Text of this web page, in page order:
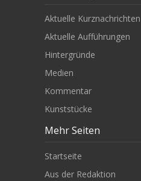
Aktuelle Kurznachrichten
Aktuelle Aufführungen
Hintergründe
Medien
Kommentar
Kunststücke
Mehr Seiten
Startseite
Aus der Redaktion